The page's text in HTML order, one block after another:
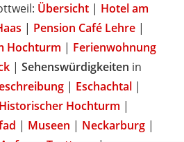
Übersicht| Hotel am
| Pension Café Lehre |
Hochturm | Ferienwohnung
| Sehenswürdigkeiten in
| Eschachtal |
Historischer Hochturm |
| Museen | Neckarburg |